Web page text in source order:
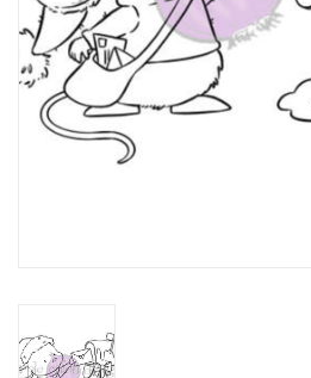
Stempelaccesoires
Papier (blokjes) &
Embellishments
Diversen